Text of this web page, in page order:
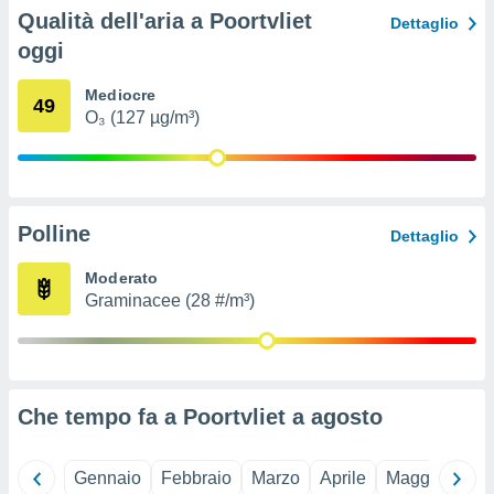
non
dei
Qualità dell'aria a Poortvliet
oggi
Dettaglio
49 Mediocre
O₃ (127 µg/m³)
Polline Dettaglio
Moderato
Graminacee (28 #/m³)
Che tempo fa a Poortvliet a agosto
Gennaio Febbraio Marzo Aprile Maggio